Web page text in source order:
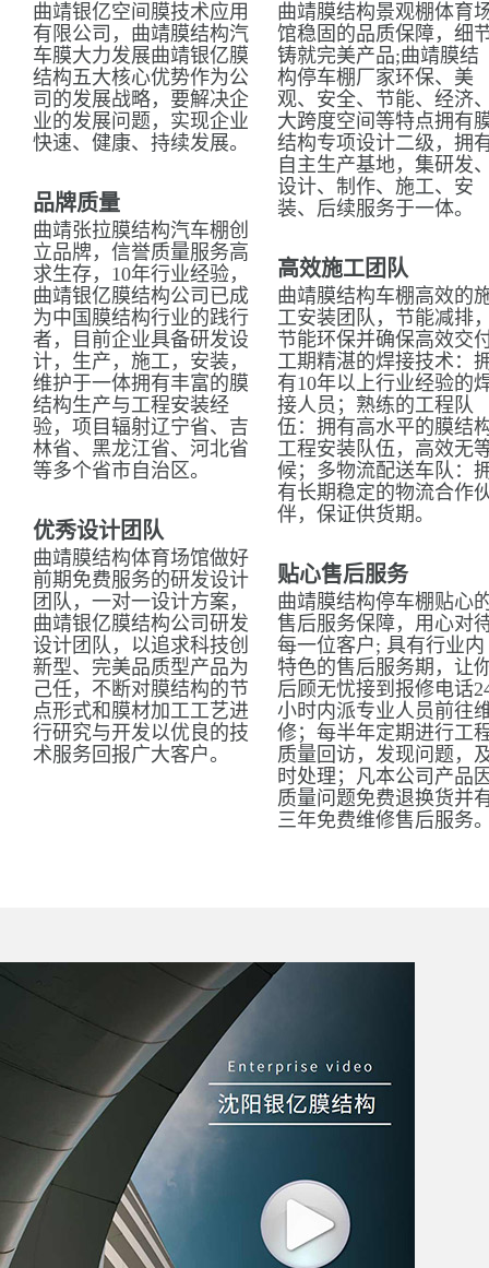
曲靖银亿空间膜技术应用
有限公司，曲靖膜结构汽
车膜大力发展曲靖银亿膜
结构五大核心优势作为公
司的发展战略，要解决企
业的发展问题，实现企业
快速、健康、持续发展。
品牌质量
曲靖张拉膜结构汽车棚创
立品牌，信誉质量服务高
求生存，10年行业经验，
曲靖银亿膜结构公司已成
为中国膜结构行业的践行
者，目前企业具备研发设
计，生产，施工，安装，
维护于一体拥有丰富的膜
结构生产与工程安装经
验，项目辐射辽宁省、吉
林省、黑龙江省、河北省
等多个省市自治区。
优秀设计团队
曲靖膜结构体育场馆做好
前期免费服务的研发设计
团队，一对一设计方案，
曲靖银亿膜结构公司研发
设计团队，以追求科技创
新型、完美品质型产品为
己任，不断对膜结构的节
点形式和膜材加工工艺进
行研究与开发以优良的技
术服务回报广大客户。
曲靖膜结构景观棚体育
馆稳固的品质保障，细
铸就完美产品;曲靖膜结
构停车棚厂家环保、美
观、安全、节能、经济
大跨度空间等特点拥有
结构专项设计二级，拥
自主生产基地，集研发
设计、制作、施工、安
装、后续服务于一体。
高效施工团队
曲靖膜结构车棚高效的
工安装团队，节能减排
节能环保并确保高效交
工期精湛的焊接技术：
有10年以上行业经验的
接人员；熟练的工程队
伍：拥有高水平的膜结
工程安装队伍，高效无
候；多物流配送车队：
有长期稳定的物流合作
伴，保证供货期。
贴心售后服务
曲靖膜结构停车棚贴心
售后服务保障，用心对
每一位客户; 具有行业内
特色的售后服务期，让
后顾无忧接到报修电话
小时内派专业人员前往
修；每半年定期进行工
质量回访，发现问题，
时处理；凡本公司产品
质量问题免费退换货并
三年免费维修售后服务